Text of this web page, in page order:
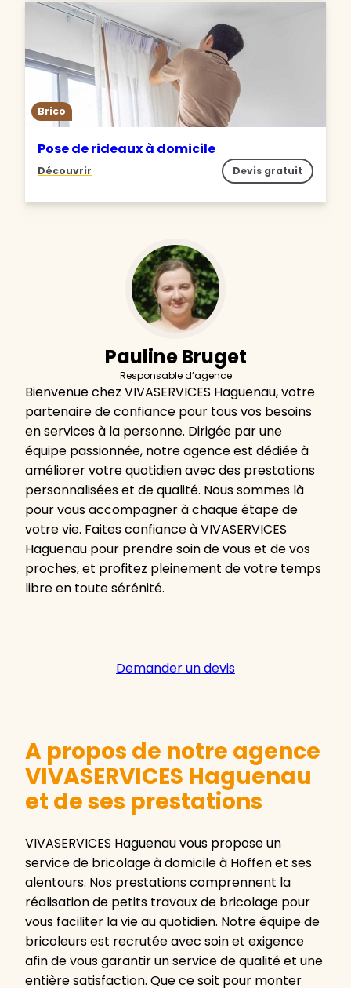
Brico
Pose de rideaux à domicile
Découvrir Devis gratuit
Pauline Bruget
Responsable d’agence
Bienvenue chez VIVASERVICES Haguenau, votre
partenaire de confiance pour tous vos besoins
en services à la personne. Dirigée par une
équipe passionnée, notre agence est dédiée à
améliorer votre quotidien avec des prestations
personnalisées et de qualité. Nous sommes là
pour vous accompagner à chaque étape de
votre vie. Faites confiance à VIVASERVICES
Haguenau pour prendre soin de vous et de vos
proches, et profitez pleinement de votre temps
libre en toute sérénité.
Demander un devis
A propos de notre agence
VIVASERVICES Haguenau
et de ses prestations
VIVASERVICES Haguenau vous propose un
service de bricolage à domicile à Hoffen et ses
alentours. Nos prestations comprennent la
réalisation de petits travaux de bricolage pour
vous faciliter la vie au quotidien. Notre équipe de
bricoleurs est recrutée avec soin et exigence
afin de vous garantir un service de qualité et une
entière satisfaction. Que ce soit pour monter